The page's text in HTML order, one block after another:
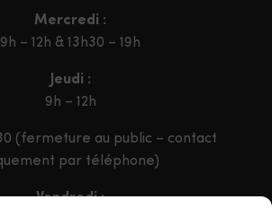
Mercredi :
9h – 12h & 13h30 – 19h
Jeudi :
9h – 12h
(fermeture au public – contact
par téléphone)
Vendredi :